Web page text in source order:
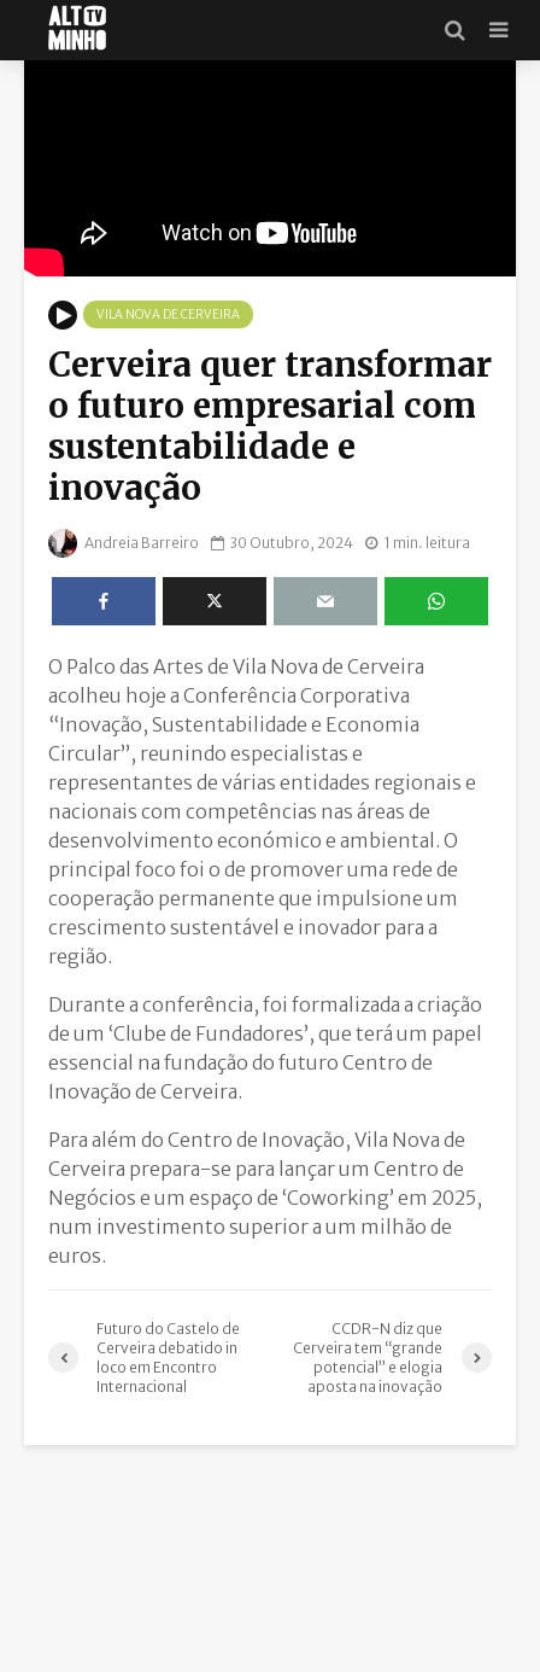
VILA NOVA DE CERVEIRA
Cerveira quer transformar
o futuro empresarial com
sustentabilidade e
inovação
Andreia Barreiro 30 Outubro, 2024 1 min. leitura
O Palco das Artes de Vila Nova de Cerveira
acolheu hoje a Conferência Corporativa
“Inovação, Sustentabilidade e Economia
Circular”, reunindo especialistas e
representantes de várias entidades regionais e
nacionais com competências nas áreas de
desenvolvimento económico e ambiental. O
principal foco foi o de promover uma rede de
cooperação permanente que impulsione um
crescimento sustentável e inovador para a
região.
Durante a conferência, foi formalizada a criação
de um ‘Clube de Fundadores’, que terá um papel
essencial na fundação do futuro Centro de
Inovação de Cerveira.
Para além do Centro de Inovação, Vila Nova de
Cerveira prepara-se para lançar um Centro de
Negócios e um espaço de ‘Coworking’ em 2025,
num investimento superior a um milhão de
euros.
Futuro do Castelo de
Cerveira debatido in
loco em Encontro
Internacional
CCDR-N diz que
Cerveira tem “grande
potencial” e elogia
aposta na inovação